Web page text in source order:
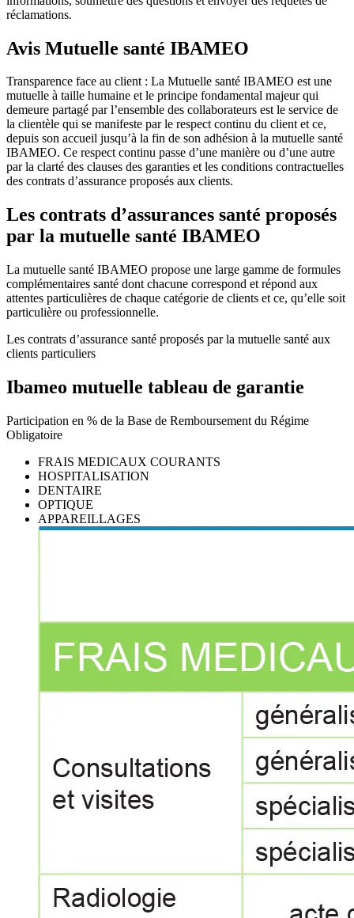
réclamations.
Avis Mutuelle santé IBAMEO
Transparence face au client : La Mutuelle santé IBAMEO est une
mutuelle à taille humaine et le principe fondamental majeur qui
demeure partagé par l’ensemble des collaborateurs est le service de
la clientèle qui se manifeste par le respect continu du client et ce,
depuis son accueil jusqu’à la fin de son adhésion à la mutuelle santé
IBAMEO. Ce respect continu passe d’une manière ou d’une autre
par la clarté des clauses des garanties et les conditions contractuelles
des contrats d’assurance proposés aux clients.
Les contrats d’assurances santé proposés
par la mutuelle santé IBAMEO
La mutuelle santé IBAMEO propose une large gamme de formules
complémentaires santé dont chacune correspond et répond aux
attentes particulières de chaque catégorie de clients et ce, qu’elle soit
particulière ou professionnelle.
Les contrats d’assurance santé proposés par la mutuelle santé aux
clients particuliers
Ibameo mutuelle tableau de garantie
Participation en % de la Base de Remboursement du Régime
Obligatoire
FRAIS MEDICAUX COURANTS
HOSPITALISATION
DENTAIRE
OPTIQUE
APPAREILLAGES